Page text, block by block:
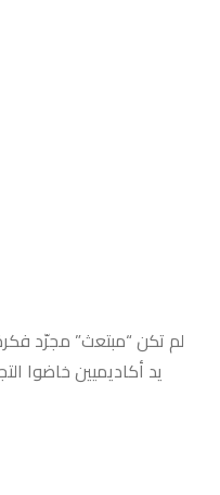
لم تكن “مبتعث” مجرّد
يد أكاديميين خاضوا